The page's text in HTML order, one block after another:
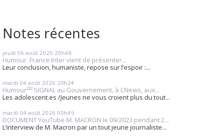
Notes récentes
jeudi 06 août 2026 20h48
Humour. France Inter vient de présenter...
Leur conclusion, humaniste, repose sur l’espoir :...
mardi 04 août 2026 20h24
Humour²²² SIGNAL au Gouvernement, à CNews, aux...
Les adolescent.es /Jeunes ne vous croient plus du tout...
mardi 04 août 2026 00h49
DOCUMENT YouTube M. MACRON le 09/2023 pendant 2...
L’interview de M. Macron par un tout jeune journaliste...